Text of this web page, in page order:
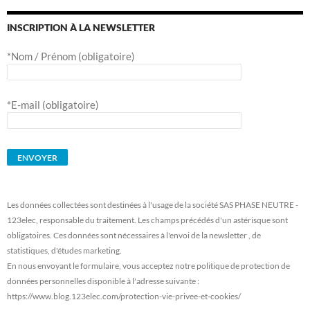
INSCRIPTION À LA NEWSLETTER
*Nom / Prénom (obligatoire)
*E-mail (obligatoire)
Les données collectées sont destinées à l'usage de la société SAS PHASE NEUTRE -
123elec, responsable du traitement. Les champs précédés d'un astérisque sont
obligatoires. Ces données sont nécessaires à l'envoi de la newsletter , de
statistiques, d'études marketing.
En nous envoyant le formulaire, vous acceptez notre politique de protection de
données personnelles disponible à l'adresse suivante :
https://www.blog.123elec.com/protection-vie-privee-et-cookies/